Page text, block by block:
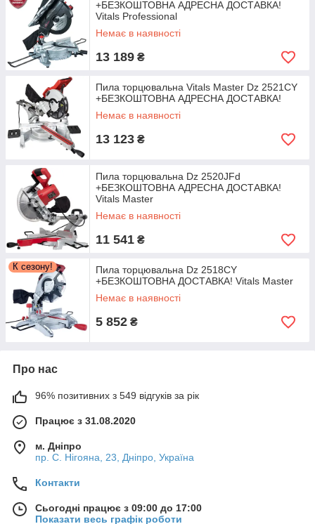
+БЕЗКОШТОВНА АДРЕСНА ДОСТАВКА!
Vitals Professional
Немає в наявності
13 189 ₴
Пила торцювальна Vitals Master Dz 2521CY
+БЕЗКОШТОВНА АДРЕСНА ДОСТАВКА!
Немає в наявності
13 123 ₴
Пила торцювальна Dz 2520JFd
+БЕЗКОШТОВНА АДРЕСНА ДОСТАВКА!
Vitals Master
Немає в наявності
11 541 ₴
К сезону!
Пила торцювальна Dz 2518CY
+БЕЗКОШТОВНА ДОСТАВКА! Vitals Master
Немає в наявності
5 852 ₴
Про нас
96% позитивних з 549 відгуків за рік
Працює з 31.08.2020
м. Дніпро
пр. С. Нігояна, 23, Дніпро, Україна
Контакти
Сьогодні працює з 09:00 до 17:00
Показати весь графік роботи